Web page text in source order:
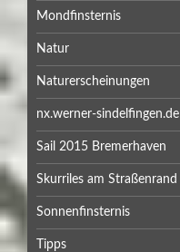
Mondfinsternis
Natur
Naturerscheinungen
nx.werner-sindelfingen.de
Sail 2015 Bremerhaven
Skurriles am Straßenrand
Sonnenfinsternis
Tipps